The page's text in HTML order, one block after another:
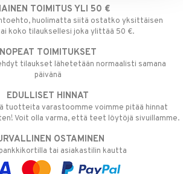
TOIMITUS YLI 50 €
huolimatta siitä ostatko yksittäisen
koko tilauksellesi joka ylittää 50 €.
NOPEAT TOIMITUKSET
tilaukset lähetetään normaalisti samana
päivänä
EDULLISET HINNAT
tuotteita varastoomme voimme pitää hinnat
Voit olla varma, että teet löytöjä sivuillamme.
OSTAMINEN
tai asiakastilin kautta